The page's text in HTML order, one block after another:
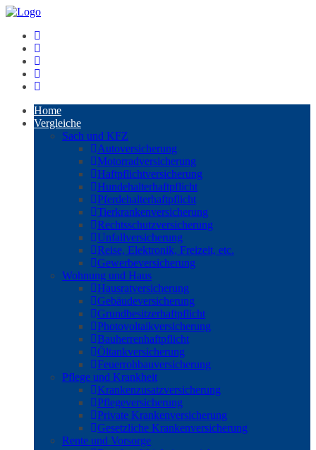
Home
Vergleiche
Sach und KFZ
Autoversicherung
Motorradversicherung
Haftpflichtversicherung
Hundehalterhaftpflicht
Pferdehalterhaftpflicht
Tierkrankenversicherung
Rechtsschutzversicherung
Unfallversicherung
Reise, Elektronik, Freizeit, etc.
Gewerbeversicherung
Wohnung und Haus
Hausratversicherung
Gebäudeversicherung
Grundbesitzerhaftpflicht
Photovoltaikversicherung
Bauherrenhaftpflicht
Öltankversicherung
Feuerrohbauversicherung
Pflege und Krankheit
Krankenzusatzversicherung
Pflegeversicherung
Private Krankenversicherung
Gesetzliche Krankenversicherung
Rente und Vorsorge